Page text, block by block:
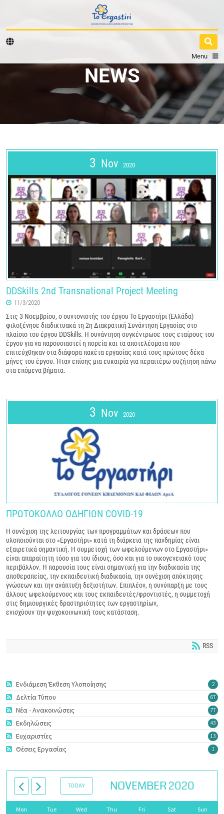
Menu
NEWS
3 Nov 2020
DDSkills 2nd Transnational Project Meeting
11/3/2020
Στις 3 Νοεμβρίου, ο συντονιστής του έργου Το Εργαστήρι (Ελλάδα)
φιλοξένησε διαδικτυακά τη 2η Διακρατική Συνάντηση Εργασίας στο
πλαίσιο του έργου DDSkills. Η συνάντηση συγκέντρωσε τους εταίρους του
έργου για να παρουσιαστεί η πορεία και τα αποτελέσματα που
επιτεύχθηκαν στα διάφορα πακέτα εργασίας κατά τους πρώτους δέκα
μήνες του έργου. Ήταν επίσης μια ευκαιρία για περαιτέρω συζήτηση πάνω
στα επόμενα βήματα.
3 Nov 2020
ΠΡΩΤΟΚΟΛΛΟ ΟΔΗΓΙΩΝ COVID-19
Η συνέχιση της λειτουργίας των προγραμμάτων και δράσεων που
υλοποιούνται στο «Εργαστήρι» κατά τη διάρκεια της πανδημίας είναι
εξαιρετικά σημαντική. Η συμμετοχή των ωφελούμενων στο Εργαστήρι»
είναι απαραίτητη τόσο για του ίδιους, όσο και για το οικογενειακό τους
περιβάλλον. Η παρουσία τους είναι σημαντική για την διαδικασία της
αποθεραπείας, την εκπαιδευτική διαδικασία, την συνέχιση απόκτησης
γνώσεων και την ανάπτυξη δεξιοτήτων. Επιπλέον, η συνύπαρξη με τους
άλλους ωφελούμενους και τους εκπαιδευτές/φροντιστές, η συμμετοχή
στις δημιουργικές δραστηριότητες των εργαστηρίων,
ενισχύουν την ψυχοκοινωνική τους κατάσταση.
RSS
2
Ενδιάμεση Έκθεση Υλοποίησης
67
Δελτία Τύπου
77
Νέα - Ανακοινώσεις
43
Εκδηλώσεις
13
Ευχαριστίες
1
Θέσεις Εργασίας
TODAY NOVEMBER 2020
Mon Tue Wed Thu Fri Sat Sun